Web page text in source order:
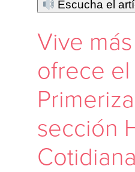
Escucha el
Vive
ofrece
sección